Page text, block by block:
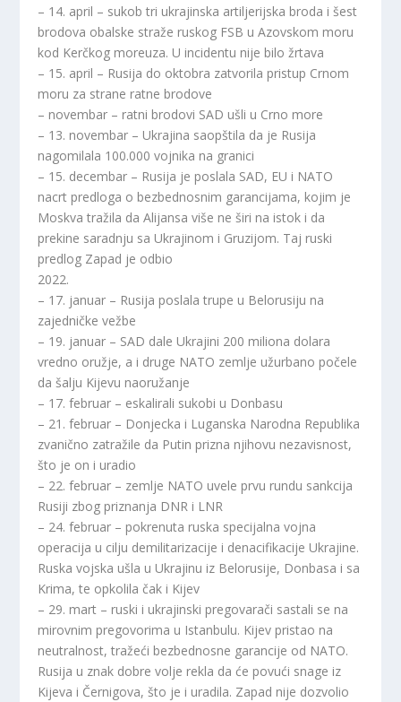
– 14. april – sukob tri ukrajinska artiljerijska broda i šest
brodova obalske straže ruskog FSB u Azovskom moru
kod Kerčkog moreuza. U incidentu nije bilo žrtava
– 15. april – Rusija do oktobra zatvorila pristup Crnom
moru za strane ratne brodove
– novembar – ratni brodovi SAD ušli u Crno more
– 13. novembar – Ukrajina saopštila da je Rusija
nagomilala 100.000 vojnika na granici
– 15. decembar – Rusija je poslala SAD, EU i NATO
nacrt predloga o bezbednosnim garancijama, kojim je
Moskva tražila da Alijansa više ne širi na istok i da
prekine saradnju sa Ukrajinom i Gruzijom. Taj ruski
predlog Zapad je odbio
2022.
– 17. januar – Rusija poslala trupe u Belorusiju na
zajedničke vežbe
– 19. januar – SAD dale Ukrajini 200 miliona dolara
vredno oružje, a i druge NATO zemlje užurbano počele
da šalju Kijevu naoružanje
– 17. februar – eskalirali sukobi u Donbasu
– 21. februar – Donjecka i Luganska Narodna Republika
zvanično zatražile da Putin prizna njihovu nezavisnost,
što je on i uradio
– 22. februar – zemlje NATO uvele prvu rundu sankcija
Rusiji zbog priznanja DNR i LNR
– 24. februar – pokrenuta ruska specijalna vojna
operacija u cilju demilitarizacije i denacifikacije Ukrajine.
Ruska vojska ušla u Ukrajinu iz Belorusije, Donbasa i sa
Krima, te opkolila čak i Kijev
– 29. mart – ruski i ukrajinski pregovarači sastali se na
mirovnim pregovorima u Istanbulu. Kijev pristao na
neutralnost, tražeći bezbednosne garancije od NATO.
Rusija u znak dobre volje rekla da će povući snage iz
Kijeva i Černigova, što je i uradila. Zapad nije dozvolio